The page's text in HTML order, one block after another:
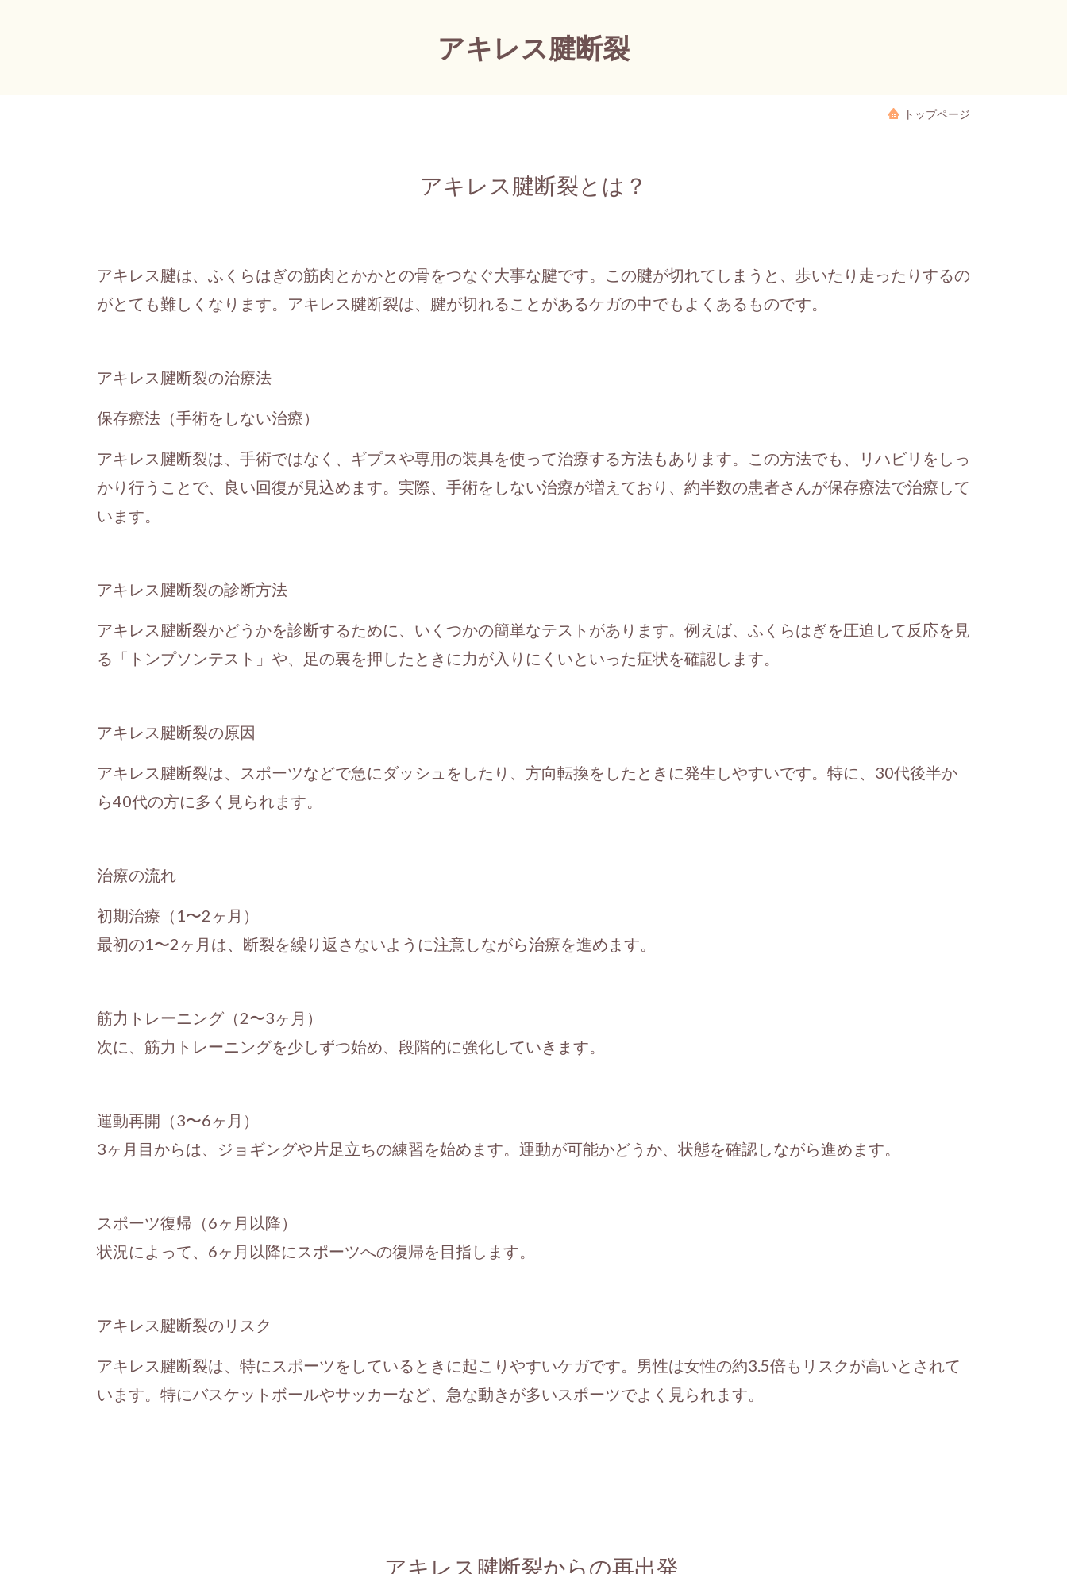
アキレス腱断裂
トップページ
アキレス腱断裂とは？
アキレス腱は、ふくらはぎの筋肉とかかとの骨をつなぐ大事な腱です。この腱が切れてしまうと、歩いたり走ったりするの
がとても難しくなります。アキレス腱断裂は、腱が切れることがあるケガの中でもよくあるものです。
アキレス腱断裂の治療法
保存療法（手術をしない治療）
アキレス腱断裂は、手術ではなく、ギプスや専用の装具を使って治療する方法もあります。この方法でも、リハビリをしっ
かり行うことで、良い回復が見込めます。実際、手術をしない治療が増えており、約半数の患者さんが保存療法で治療して
います。
アキレス腱断裂の診断方法
アキレス腱断裂かどうかを診断するために、いくつかの簡単なテストがあります。例えば、ふくらはぎを圧迫して反応を見
る「トンプソンテスト」や、足の裏を押したときに力が入りにくいといった症状を確認します。
アキレス腱断裂の原因
アキレス腱断裂は、スポーツなどで急にダッシュをしたり、方向転換をしたときに発生しやすいです。特に、30代後半か
ら40代の方に多く見られます。
治療の流れ
初期治療（1〜2ヶ月）
最初の1〜2ヶ月は、断裂を繰り返さないように注意しながら治療を進めます。
筋力トレーニング（2〜3ヶ月）
次に、筋力トレーニングを少しずつ始め、段階的に強化していきます。
運動再開（3〜6ヶ月）
3ヶ月目からは、ジョギングや片足立ちの練習を始めます。運動が可能かどうか、状態を確認しながら進めます。
スポーツ復帰（6ヶ月以降）
状況によって、6ヶ月以降にスポーツへの復帰を目指します。
アキレス腱断裂のリスク
アキレス腱断裂は、特にスポーツをしているときに起こりやすいケガです。男性は女性の約3.5倍もリスクが高いとされて
います。特にバスケットボールやサッカーなど、急な動きが多いスポーツでよく見られます。
アキレス腱断裂からの再出発